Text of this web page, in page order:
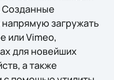
Созданные
загружать
или Vimeo,
для новейших
а также